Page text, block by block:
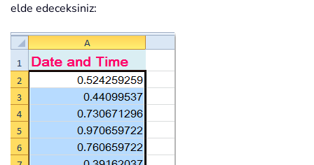
elde edeceksiniz: